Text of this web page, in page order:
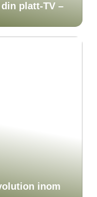
platt-TV –
inom